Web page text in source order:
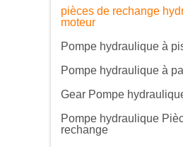
pièces de rechange
moteur
Pompe hydraulique à
Pompe hydraulique à
Gear Pompe
Pompe hydraulique
rechange